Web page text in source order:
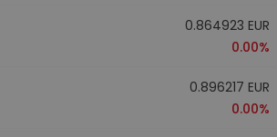
0.864923 EUR
0.00%
0.896217 EUR
0.00%